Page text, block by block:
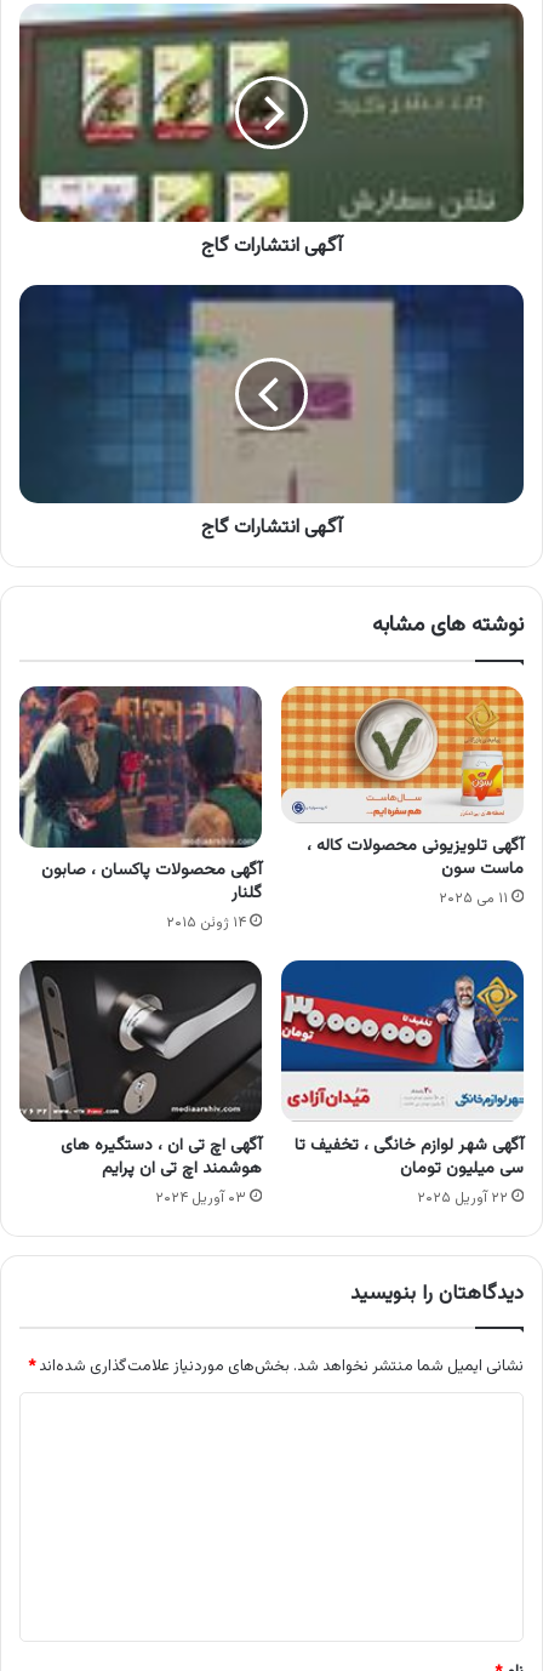
آگهی
انتشارات
آگهی انتشارات گاج
آگهی
آگهی انتشارات گاج
نوشته های مشابه
آگهی تلویزیونی محصولات کاله ،
ماست سون
۱۱ می ۲۰۲۵
آگهی محصولات پاکسان ، صابون
گلنار
۱۴ ژوئن ۲۰۱۵
آگهی شهر لوازم خانگی ، تخفیف تا
سی میلیون تومان
۲۲ آوریل ۲۰۲۵
آگهی اچ تی ان ، دستگیره های
هوشمند اچ تی ان پرایم
۰۳ آوریل ۲۰۲۴
دیدگاهتان را بنویسید
نشانی ایمیل شما منتشر نخواهد شد. بخش‌های موردنیاز علامت‌گذاری شده‌اند*